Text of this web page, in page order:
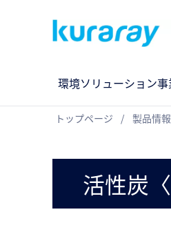
環境ソリューション
トップページ 製品情報
活性炭